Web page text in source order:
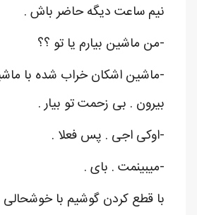
نیم ساعت دیگه حاضر باش .
-من ماشین بیارم یا تو ؟؟
-ماشین اشکان خراب شده با
بیرون . بی زحمت تو بیار .
-اوکی اجی . پس فعلا .
-میبینمت . بای .
با قطع کردن گوشیم با